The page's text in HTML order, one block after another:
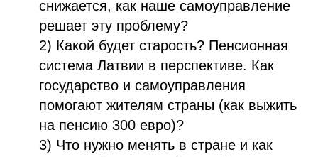
снижается, как наше самоуправление
решает эту проблему?
2) Какой будет старость? Пенсионная
система Латвии в перспективе. Как
государство и самоуправления
помогают жителям страны (как выжить
на пенсию 300 евро)?
3) Что нужно менять в стране и как